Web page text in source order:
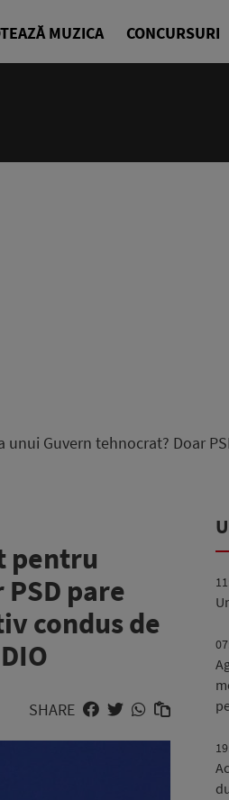
MUZICA CONCURSURI
Guvern tehnocrat? Doar
pentru
pare
condus de
SHARE